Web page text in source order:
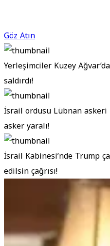
Göz Atın
Yerleşimciler Kuzey
saldırdı!
İsrail ordusu Lübnan askeri
asker yaralı!
İsrail Kabinesi’nde Trump
edilsin çağrısı!